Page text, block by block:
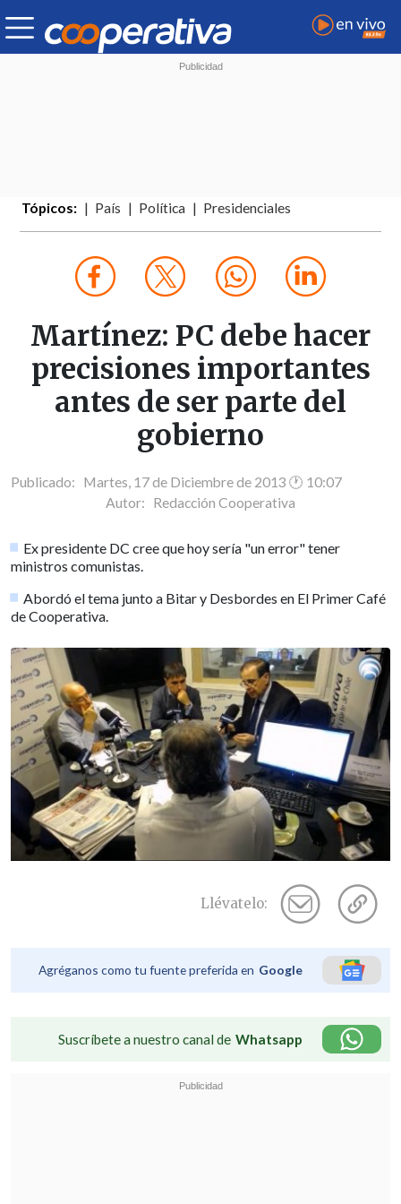
Tópicos: País Política Presidenciales
Martínez: PC debe hacer
precisiones importantes
antes de ser parte del
gobierno
Publicado: Martes, 17 de Diciembre de 2013 🕐 10:07
Autor: Redacción Cooperativa
Ex presidente DC cree que hoy sería "un error" tener
ministros comunistas.
Abordó el tema junto a Bitar y Desbordes en El Primer Café
de Cooperativa.
Llévatelo:
Agréganos como tu fuente preferida en Google
Suscríbete a nuestro canal de Whatsapp